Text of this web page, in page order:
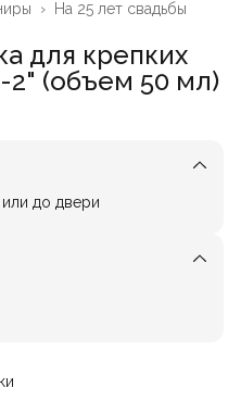
На 25 лет свадьбы
›
для крепких
2" (объем 50 мл)
до двери